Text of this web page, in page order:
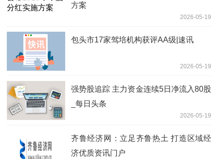
方案
2026-05-19
包头市17家驾培机构获评AA级|速讯
2026-05-19
强势股追踪 主力资金连续5日净流入80股
_每日头条
2026-05-19
齐鲁经济网：立足齐鲁热土 打造区域经
济优质资讯门户